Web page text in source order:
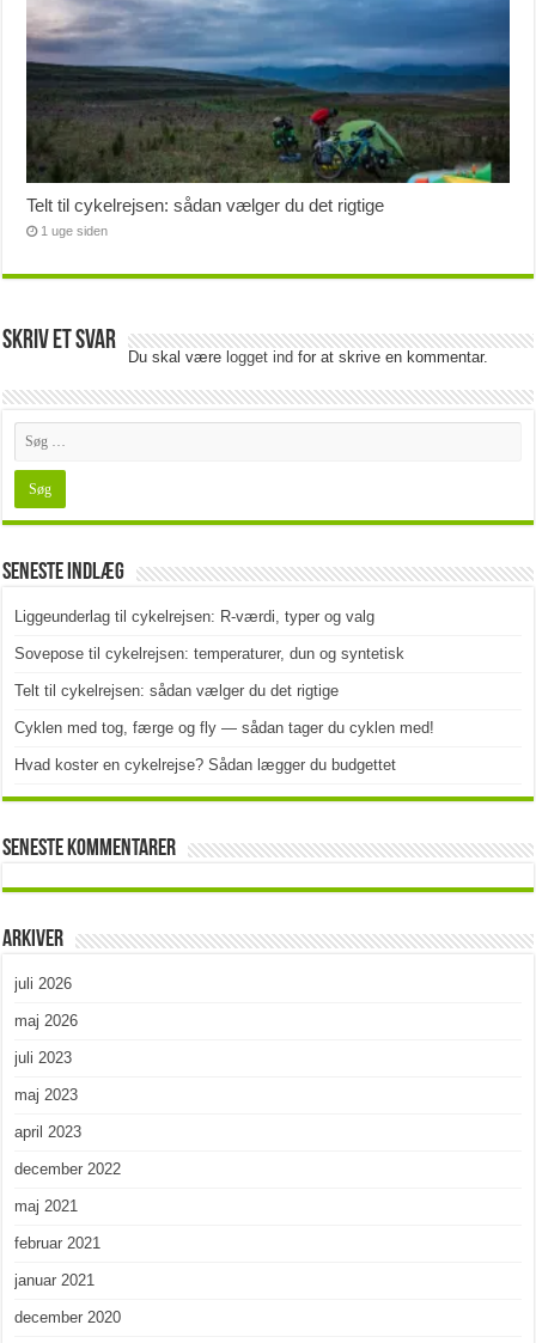
Telt til cykelrejsen: sådan vælger du det rigtige
1 uge siden
Skriv et svar
Du skal værelogget ind for at skrive en kommentar.
Seneste indlæg
Liggeunderlag til cykelrejsen: R-værdi, typer og valg
Sovepose til cykelrejsen: temperaturer, dun og syntetisk
Telt til cykelrejsen: sådan vælger du det rigtige
Cyklen med tog, færge og fly — sådan tager du cyklen med!
Hvad koster en cykelrejse? Sådan lægger du budgettet
Seneste kommentarer
Arkiver
juli 2026
maj 2026
juli 2023
maj 2023
april 2023
december 2022
maj 2021
februar 2021
januar 2021
december 2020